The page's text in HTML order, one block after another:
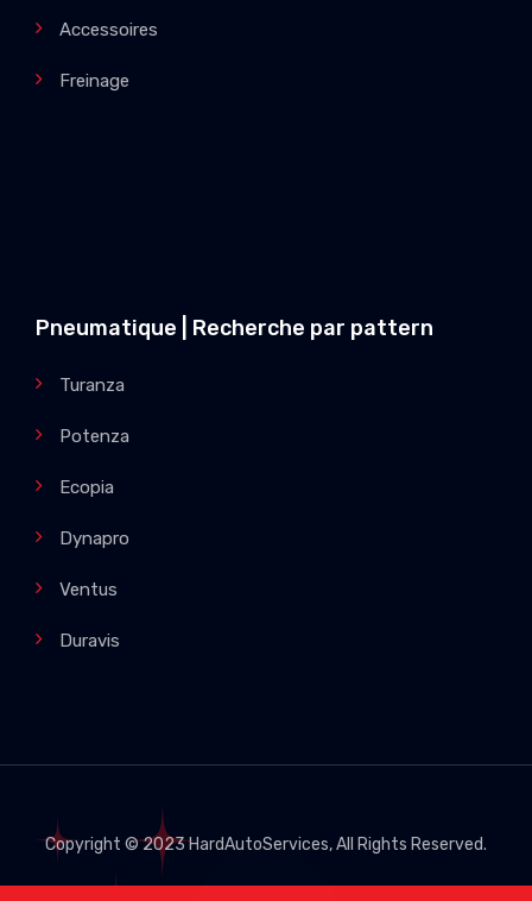
Accessoires
Freinage
Pneumatique | Recherche par pattern
Turanza
Potenza
Ecopia
Dynapro
Ventus
Duravis
Copyright © 2023HardAutoServices, All Rights Reserved.